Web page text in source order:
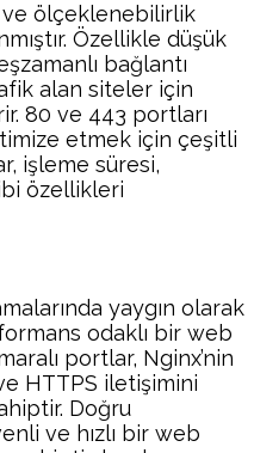
ölçeklenebilirlik
Özellikle düşük
bağlantı
alan siteler için
80 ve 443 portları
etmek için çeşitli
işleme süresi,
özellikleri
yaygın olarak
odaklı bir web
portlar, Nginx’nin
HTTPS iletişimini
Doğru
ve hızlı bir web